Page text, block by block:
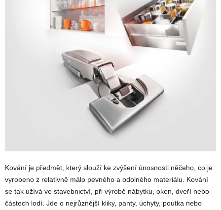
Kování je předmět, který slouží ke zvýšení únosnosti něčeho, co je
vyrobeno z relativně málo pevného a odolného materiálu. Kování
se tak užívá ve stavebnictví, při výrobě nábytku, oken, dveří nebo
částech lodí. Jde o nejrůznější kliky, panty, úchyty, poutka nebo